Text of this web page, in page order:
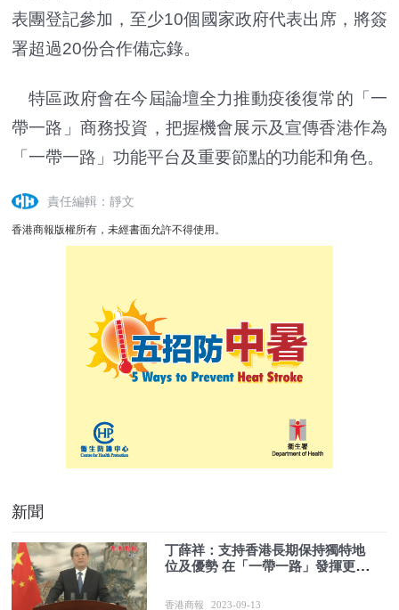
表團登記參加，至少10個國家政府代表出席，將簽
署超過20份合作備忘錄。
特區政府會在今屆論壇全力推動疫後復常的「一
帶一路」商務投資，把握機會展示及宣傳香港作為
「一帶一路」功能平台及重要節點的功能和角色。
責任編輯：靜文
香港商報版權所有，未經書面允許不得使用。
新聞
丁薛祥：支持香港長期保持獨特地
位及優勢 在「一帶一路」發揮更重
香港商報 2023-09-13